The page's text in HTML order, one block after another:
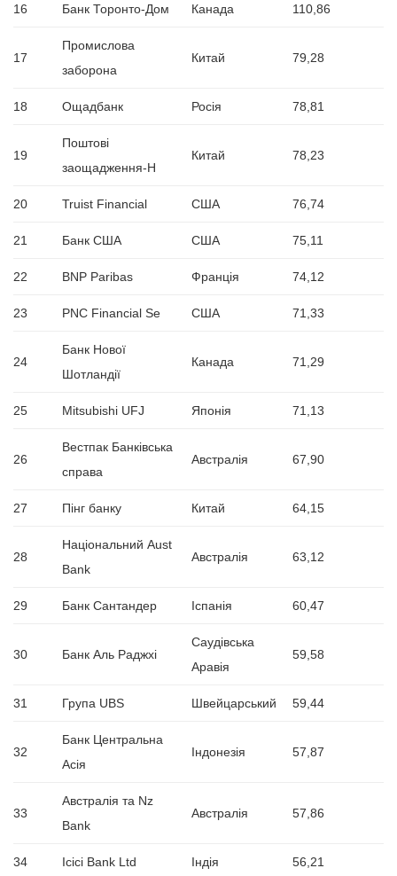
16 Банк Торонто-Дом Канада 110,86
17
Промислова
заборона
Китай 79,28
18 Ощадбанк Росія 78,81
19
Поштові
заощадження-Н
Китай 78,23
20 Truist Financial США 76,74
21 Банк США США 75,11
22 BNP Paribas Франція 74,12
23 PNC Financial Se США 71,33
24
Банк Нової
Шотландії
Канада 71,29
25 Mitsubishi UFJ Японія 71,13
26
Вестпак Банківська
справа
Австралія 67,90
27 Пінг банку Китай 64,15
28
Національний Aust
Bank
Австралія 63,12
29 Банк Сантандер Іспанія 60,47
30 Банк Аль Раджхі
Саудівська
Аравія
59,58
31 Група UBS Швейцарський 59,44
32
Банк Центральна
Асія
Індонезія 57,87
33
Австралія та Nz
Bank
Австралія 57,86
34 Icici Bank Ltd Індія 56,21